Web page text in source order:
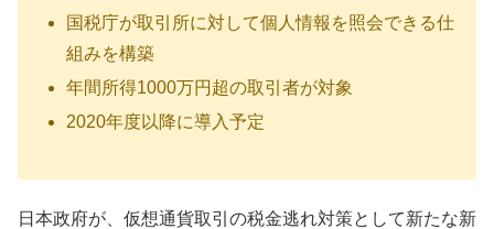
国税庁が取引所に対して個人情報を照会できる仕
組みを構築
年間所得1000万円超の取引者が対象
2020年度以降に導入予定
日本政府が、仮想通貨取引の税金逃れ対策として新たな新